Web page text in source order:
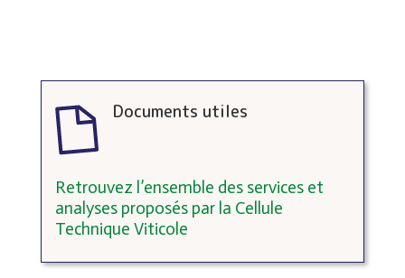
Documents utiles
Retrouvez l’ensemble des services et
analyses proposés par la Cellule
Technique Viticole